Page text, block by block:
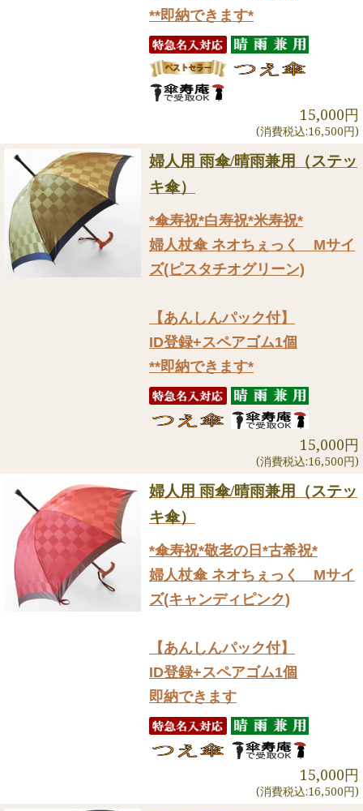
**即納できます*
15,000円
(消費税込:16,500円)
婦人用 雨傘/晴雨兼用（ステッ
キ傘）
*傘寿祝*白寿祝*米寿祝*
婦人杖傘 ネオちぇっく Mサイ
ズ(ピスタチオグリーン)
【あんしんパック付】
ID登録+スペアゴム1個
**即納できます*
15,000円
(消費税込:16,500円)
婦人用 雨傘/晴雨兼用（ステッ
キ傘）
*傘寿祝*敬老の日*古希祝*
婦人杖傘 ネオちぇっく Mサイ
ズ(キャンディピンク)
【あんしんパック付】
ID登録+スペアゴム1個
即納できます
15,000円
(消費税込:16,500円)